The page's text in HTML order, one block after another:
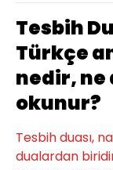
Tesbih
Türkçe
nedir, ne
okunur?
Tesbih duası,
dualardan